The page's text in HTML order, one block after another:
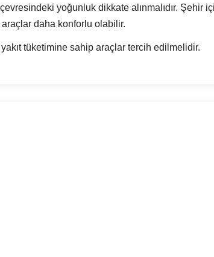
yoğunluk dikkate alınmalıdır. Şehir
daha konforlu olabilir.
tüketimine sahip araçlar tercih edilmelidir.